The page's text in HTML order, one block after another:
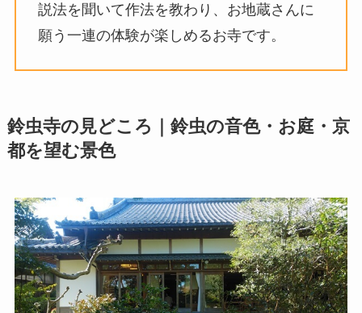
説法を聞いて作法を教わり、お地蔵さんに
願う一連の体験が楽しめるお寺です。
鈴虫寺の見どころ｜鈴虫の音色・お庭・京
都を望む景色